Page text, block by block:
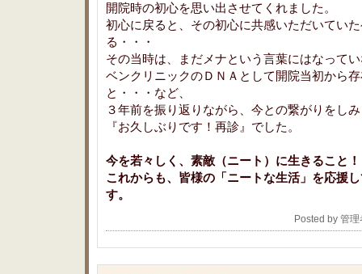
開院時の初心を思い出させてくれました。
初心に戻ると、その初心に共感いただいてい
る・・・
その当時は、まだメナという言葉にはなって
ベンクリニックのＤＮＡとして開院当初から
と・・・など、
３年前を振り返りながら、今との繋がりをし
『お久しぶりです！再診』でした。
今を若々しく、素敵（ニート）に生きること！
これからも、皆様の「ニートな生活」を応援
す。
Posted by 管